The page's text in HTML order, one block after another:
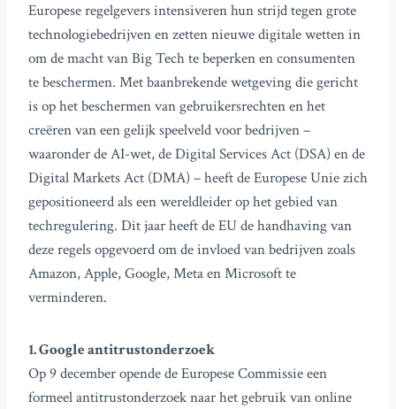
Europese regelgevers intensiveren hun strijd tegen grote
technologiebedrijven en zetten nieuwe digitale wetten in
om de macht van Big Tech te beperken en consumenten
te beschermen. Met baanbrekende wetgeving die gericht
is op het beschermen van gebruikersrechten en het
creëren van een gelijk speelveld voor bedrijven –
waaronder de AI-wet, de Digital Services Act (DSA) en de
Digital Markets Act (DMA) – heeft de Europese Unie zich
gepositioneerd als een wereldleider op het gebied van
techregulering. Dit jaar heeft de EU de handhaving van
deze regels opgevoerd om de invloed van bedrijven zoals
Amazon, Apple, Google, Meta en Microsoft te
verminderen.
1. Google antitrustonderzoek
Op 9 december opende de Europese Commissie een
formeel antitrustonderzoek naar het gebruik van online